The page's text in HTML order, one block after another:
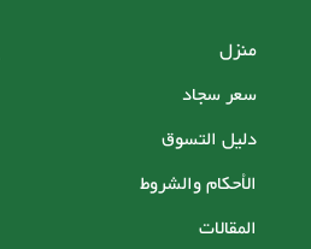
منزل
سعر سجاد
دليل التسوق
الأحكام والشروط
المقالات